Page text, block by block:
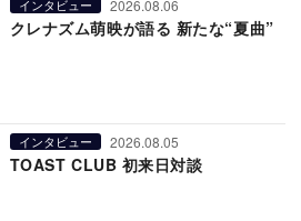
インタビュー 2026.08.06
クレナズム萌映が語る 新たな“夏曲”
インタビュー 2026.08.05
TOAST CLUB 初来日対談